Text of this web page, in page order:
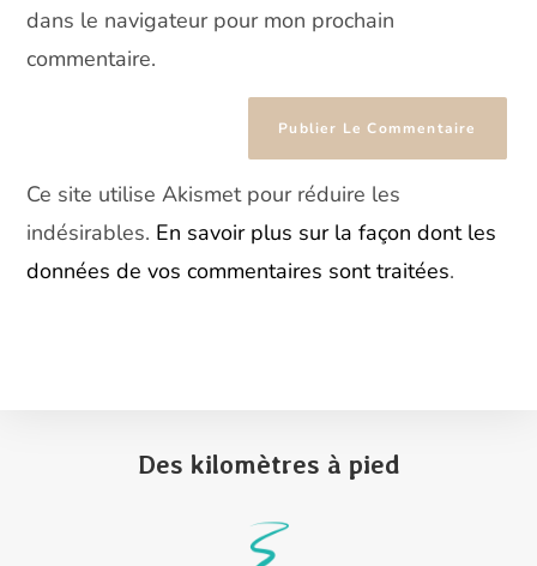
(facultatif)
dans le navigateur pour mon prochain
commentaire.
Ce site utilise Akismet pour réduire les
indésirables. En savoir plus sur la façon dont les
données de vos commentaires sont traitées.
Des kilomètres à pied